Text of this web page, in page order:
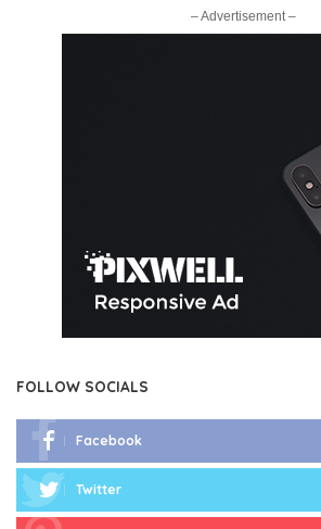
– Advertisement –
FOLLOW SOCIALS
Facebook
Twitter